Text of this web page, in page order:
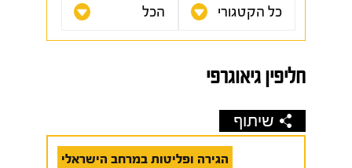
חליפין גיאוגרפי
שיתוף
הגירה ופליטות במרחב הישראלי